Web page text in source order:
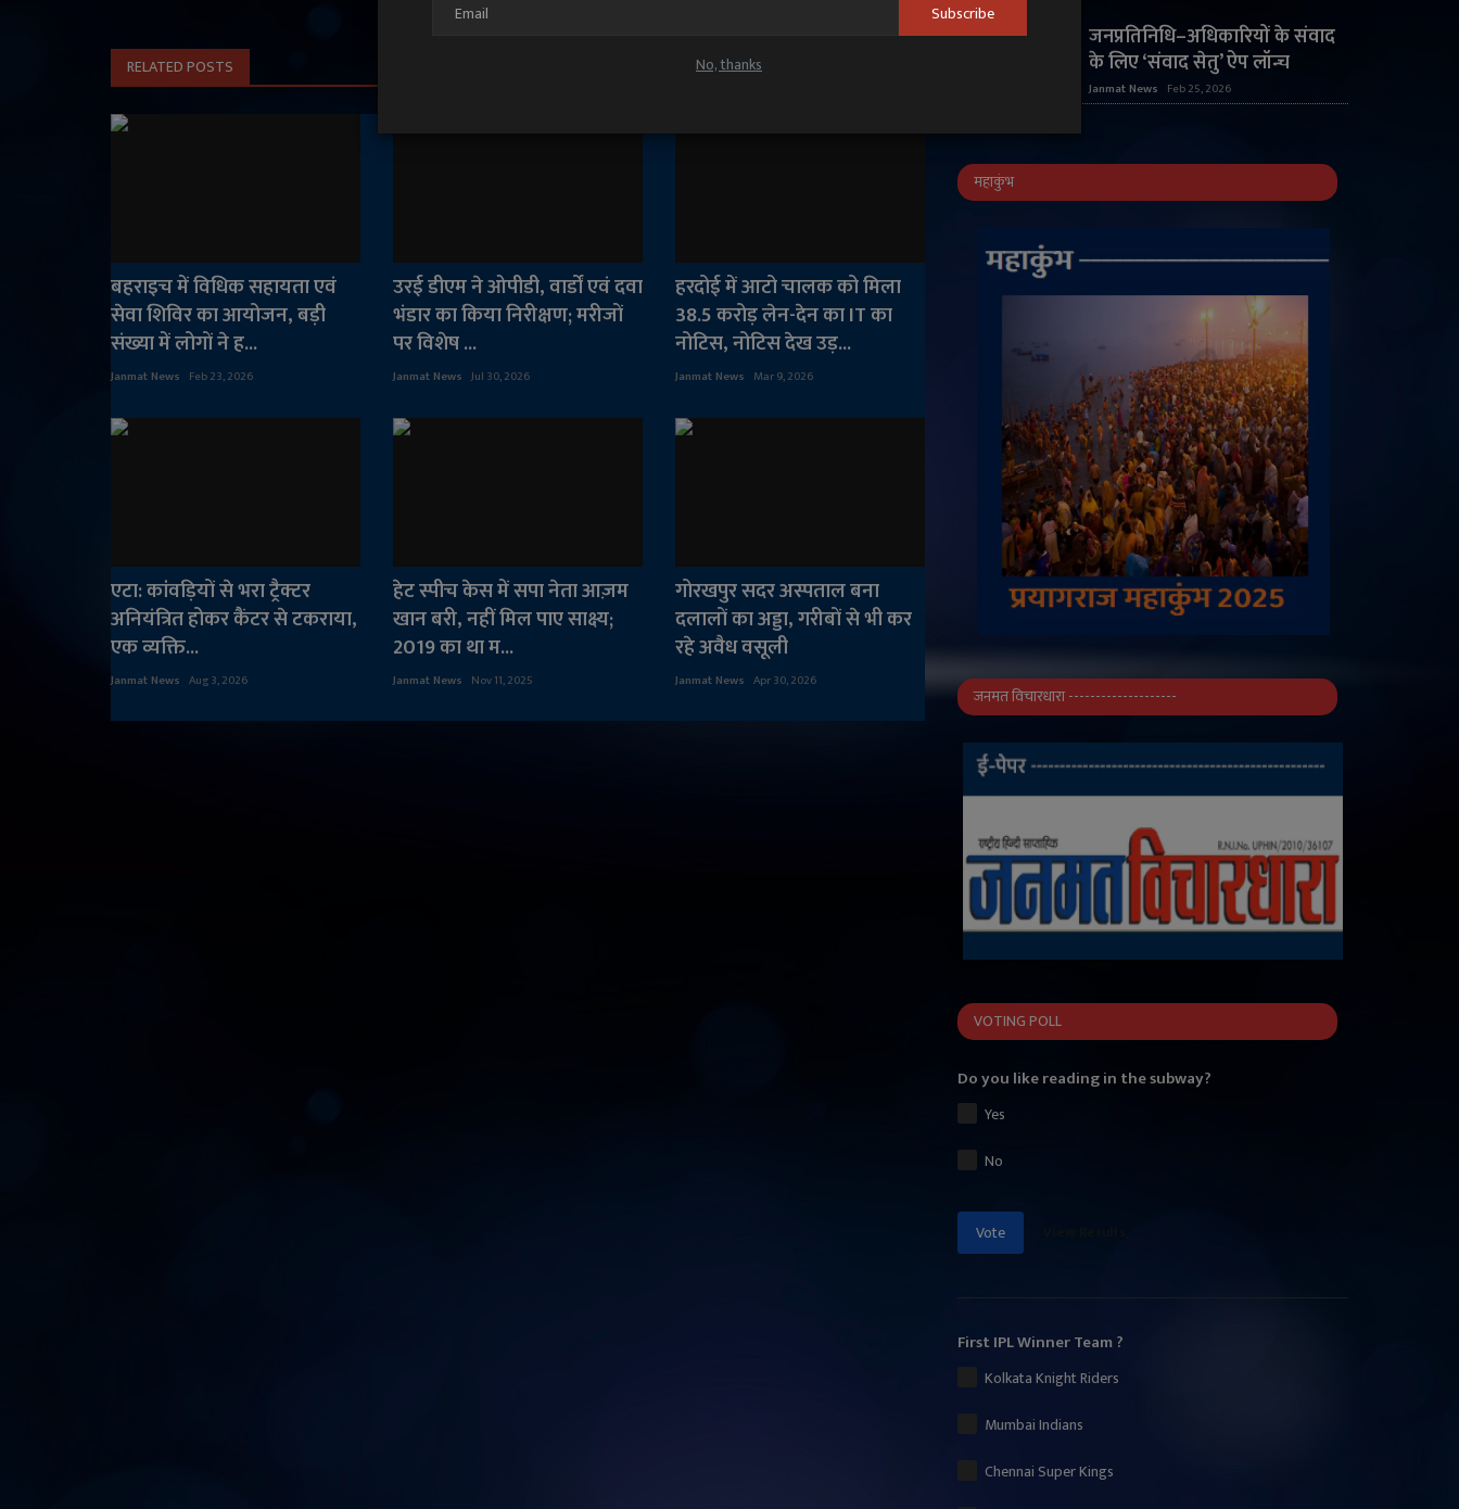
Subscribe
No, thanks
RELATED POSTS
बहराइच में विधिक सहायता एवं
सेवा शिविर का आयोजन, बड़ी
संख्या में लोगों ने ह...
Janmat News Feb 23, 2026
उरई डीएम ने ओपीडी, वार्डों एवं दवा
भंडार का किया निरीक्षण; मरीजों
पर विशेष ...
Janmat News Jul 30, 2026
हरदोई में आटो चालक को मिला
38.5 करोड़ लेन-देन का IT का
नोटिस, नोटिस देख उड़...
Janmat News Mar 9, 2026
एटा: कांवड़ियों से भरा ट्रैक्टर
अनियंत्रित होकर कैंटर से टकराया,
एक व्यक्ति...
Janmat News Aug 3, 2026
हेट स्पीच केस में सपा नेता आज़म
खान बरी, नहीं मिल पाए साक्ष्य;
2019 का था म...
Janmat News Nov 11, 2025
गोरखपुर सदर अस्पताल बना
दलालों का अड्डा, गरीबों से भी कर
रहे अवैध वसूली
Janmat News Apr 30, 2026
जनप्रतिनिधि–अधिकारियों के संवाद
के लिए ‘संवाद सेतु’ ऐप लॉन्च
Janmat News Feb 25, 2026
महाकुंभ
जनमत विचारधारा --------------------
VOTING POLL
Do you like reading in the subway?
Yes
No
Vote
First IPL Winner Team ?
Kolkata Knight Riders
Mumbai Indians
Chennai Super Kings